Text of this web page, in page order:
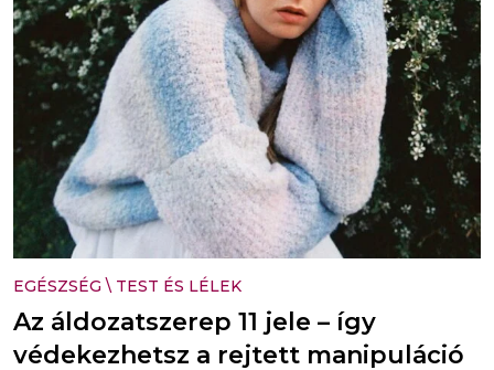
EGÉSZSÉG \ TEST ÉS LÉLEK
Az áldozatszerep 11 jele – így
védekezhetsz a rejtett manipuláció